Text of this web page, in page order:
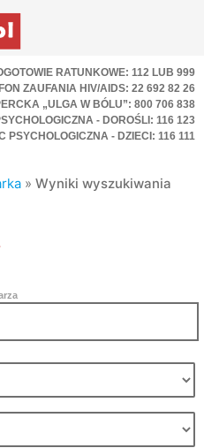
RATUNKOWE: 112 LUB 999
ZAUFANIA HIV/AIDS: 22 692 82 26
„ULGA W BÓLU”: 800 706 838
- DOROŚLI: 116 123
PSYCHOLOGICZNA - DZIECI: 116 111
»Wyniki wyszukiwania